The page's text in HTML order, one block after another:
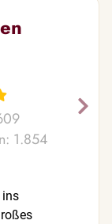
1.854
ins